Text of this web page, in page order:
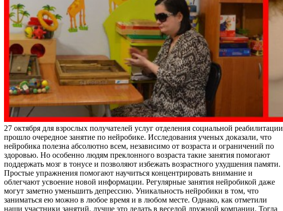
27 октября для взрослых получателей услуг отделения социальной реабилитации
прошло очередное занятие по нейробике. Исследования ученых доказали, что
нейробика полезна абсолютно всем, независимо от возраста и ограничений по
здоровью. Но особенно людям преклонного возраста такие занятия помогают
поддержать мозг в тонусе и позволяют избежать возрастного ухудшения памяти.
Простые упражнения помогают научиться концентрировать внимание и
облегчают усвоение новой информации. Регулярные занятия нейробикой даже
могут заметно уменьшить депрессию. Уникальность нейробики в том, что
заниматься ею можно в любое время и в любом месте. Однако, как отметили
наши участники занятий, лучше это делать в веселой дружной компании. Тогда